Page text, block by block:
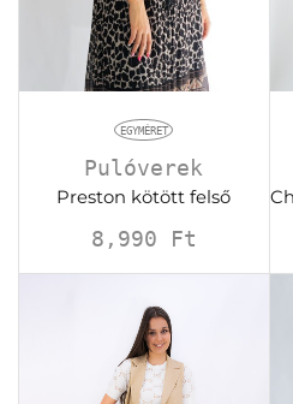
EGYMÉRET
Pulóverek
Preston kötött felső
8,990 Ft